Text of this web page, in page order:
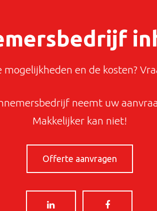
mogelijkheden en de kosten?
neemt uw
Makkelijker kan niet!
Offerte aanvragen